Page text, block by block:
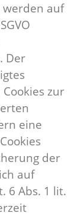
auf
Der
zur
eine
der
auf
6 Abs. 1 lit.